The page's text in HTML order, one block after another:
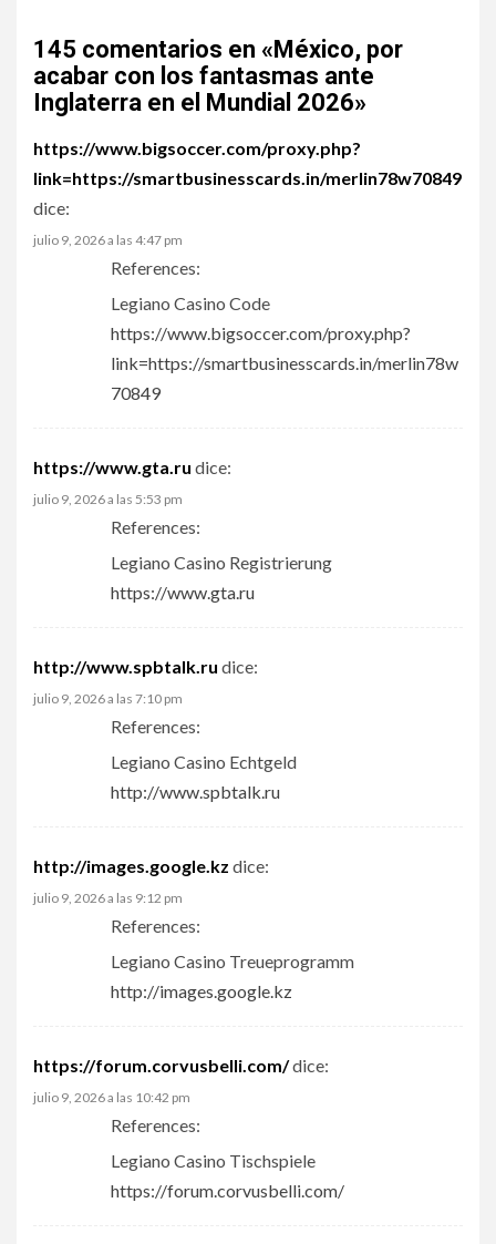
145 comentarios en «México, por
acabar con los fantasmas ante
Inglaterra en el Mundial 2026»
https://www.bigsoccer.com/proxy.php?
link=https://smartbusinesscards.in/merlin78w70849
dice:
julio 9, 2026 a las 4:47 pm
References:
Legiano Casino Code
https://www.bigsoccer.com/proxy.php?
link=https://smartbusinesscards.in/merlin78w
70849
https://www.gta.ru dice:
julio 9, 2026 a las 5:53 pm
References:
Legiano Casino Registrierung
https://www.gta.ru
http://www.spbtalk.ru dice:
julio 9, 2026 a las 7:10 pm
References:
Legiano Casino Echtgeld
http://www.spbtalk.ru
http://images.google.kz dice:
julio 9, 2026 a las 9:12 pm
References:
Legiano Casino Treueprogramm
http://images.google.kz
https://forum.corvusbelli.com/dice:
julio 9, 2026 a las 10:42 pm
References:
Legiano Casino Tischspiele
https://forum.corvusbelli.com/